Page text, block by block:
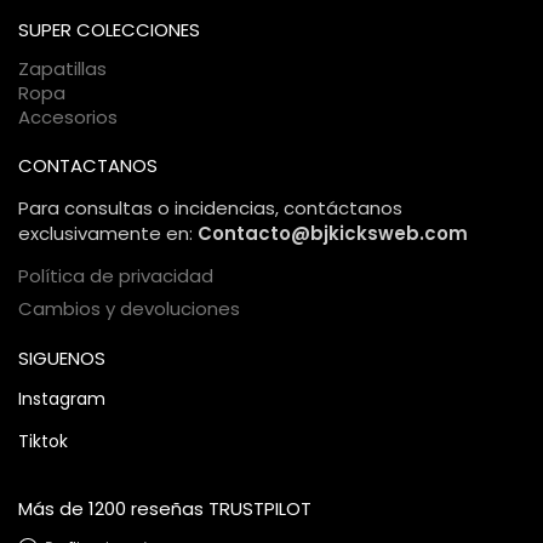
comercio electrónico, garantizando una compra 100%
SUPER COLECCIONES
Zapatillas
Ropa
Accesorios
CONTACTANOS
Para consultas o incidencias, contáctanos
exclusivamente en: Contacto@bjkicksweb.com
Política de privacidad
Cambios y devoluciones
SIGUENOS
Instagram
Tiktok
Más de 1200 reseñas TRUSTPILOT